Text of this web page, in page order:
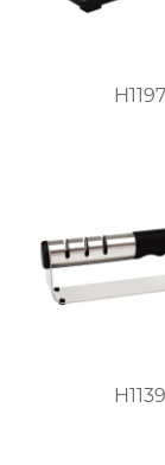
H1197
H1139